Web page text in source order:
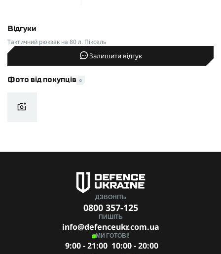
Відгуки
Тактичний рюкзак на 80 л. Піксель
Залишити відгук
Фото від покупців 0
ДЗВОНІТЬ
0800 357-125
ПИШІТЬ
info@defenceukr.com.ua
МИ ГОТОВІ!
9:00 - 21:00 10:00 - 20:00